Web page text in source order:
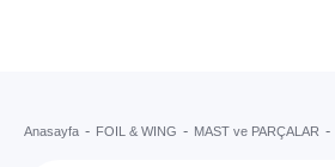
Anasayfa FOIL & WING MAST ve PARÇALAR